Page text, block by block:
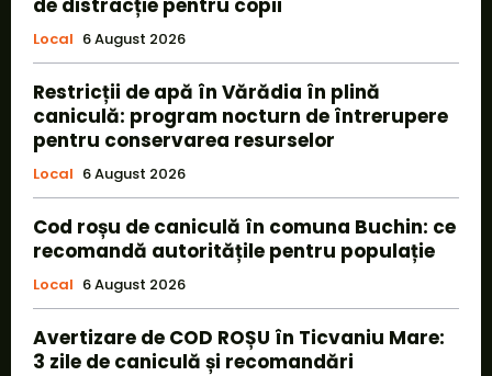
de distracție pentru copii
Local 6 August 2026
Restricții de apă în Vărădia în plină
caniculă: program nocturn de întrerupere
pentru conservarea resurselor
Local 6 August 2026
Cod roșu de caniculă în comuna Buchin: ce
recomandă autoritățile pentru populație
Local 6 August 2026
Avertizare de COD ROȘU în Ticvaniu Mare:
3 zile de caniculă și recomandări